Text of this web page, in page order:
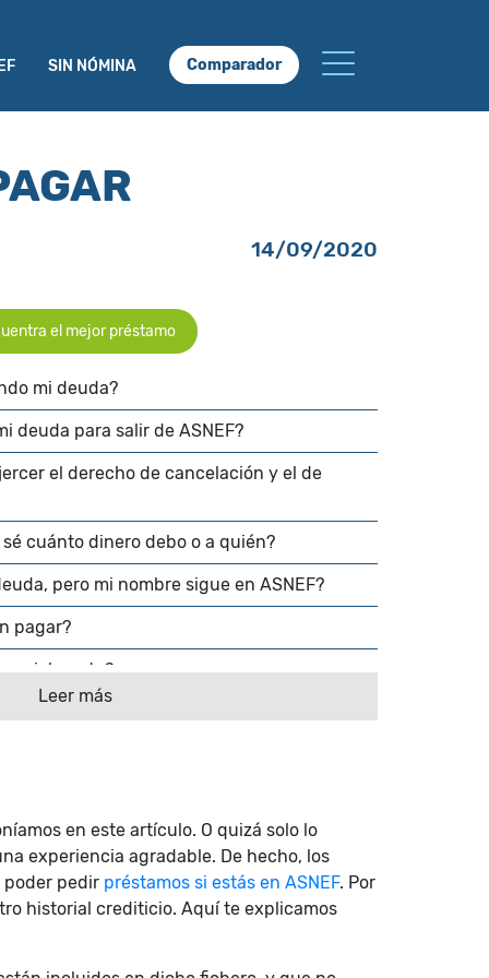
SIN NÓMINA Comparador
14/09/2020
el mejor préstamo
mi deuda?
deuda para salir de ASNEF?
el derecho de cancelación y el de
sé cuánto dinero debo o a quién?
pero mi nombre sigue en ASNEF?
pagar?
Leer más
en este artículo. O quizá solo lo
experiencia agradable. De hecho, los
poder pedir préstamos si estás en ASNEF. Por
historial crediticio. Aquí te explicamos